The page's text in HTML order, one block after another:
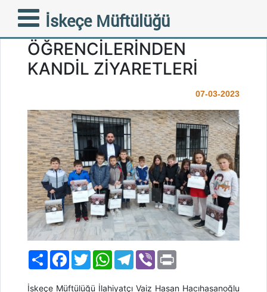
İskeçe Müftülüğü
ŞAHİN KUR’AN KURSU
BİRİNCİ SINIF
ÖĞRENCİLERİNDEN
KANDİL ZİYARETLERİ
07-03-2023
PaylaşFacebook
TwitterWhatsAppTelegram
Viber
İskeçe Müftülüğü İlahiyatçı Vaiz Hasan Hacıhasanoğlu